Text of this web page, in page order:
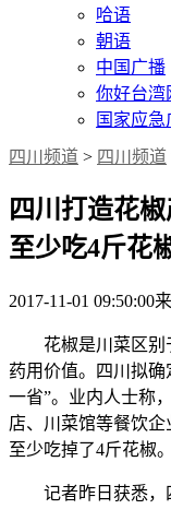
哈语
朝语
中国广播
你好台湾
国家应急
四川频道 > 四川频道
四川打造花
至少吃4斤花
2017-11-01 09:50:00
花椒是川菜区别
药用价值。四川拟
一省”。业内人士称
店、川菜馆等餐饮
至少吃掉了4斤花椒。
记者昨日获悉，